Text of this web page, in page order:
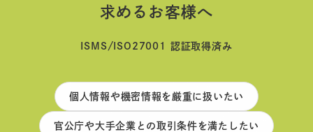
求めるお客様へ
ISMS/ISO27001 認証取得済み
個人情報や機密情報を厳重に扱いたい
官公庁や大手企業との取引条件を満たしたい